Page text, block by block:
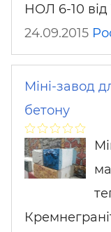
НОЛ 6-10 від
24.09.2015
Міні-завод
бетону